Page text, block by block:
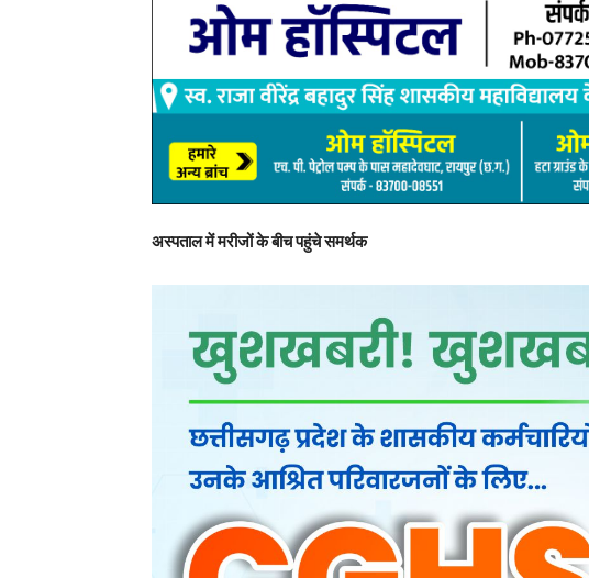
अस्पताल में मरीजों के बीच पहुंचे समर्थक